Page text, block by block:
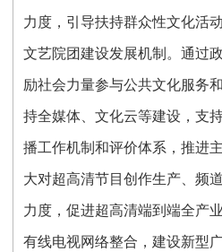
力度，引导扶持群众性文化活
文艺院团建设发展机制。通过
励社会力量参与公共文化服务
持全媒体、文化云等建设，支
播工作机制和评价体系，推进
大对超高清节目创作生产、频
力度，促进超高清端到端全产
有线电视网络整合，建设新型